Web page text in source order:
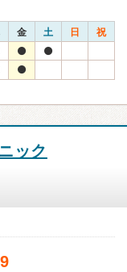
金 土 日 祝
ック